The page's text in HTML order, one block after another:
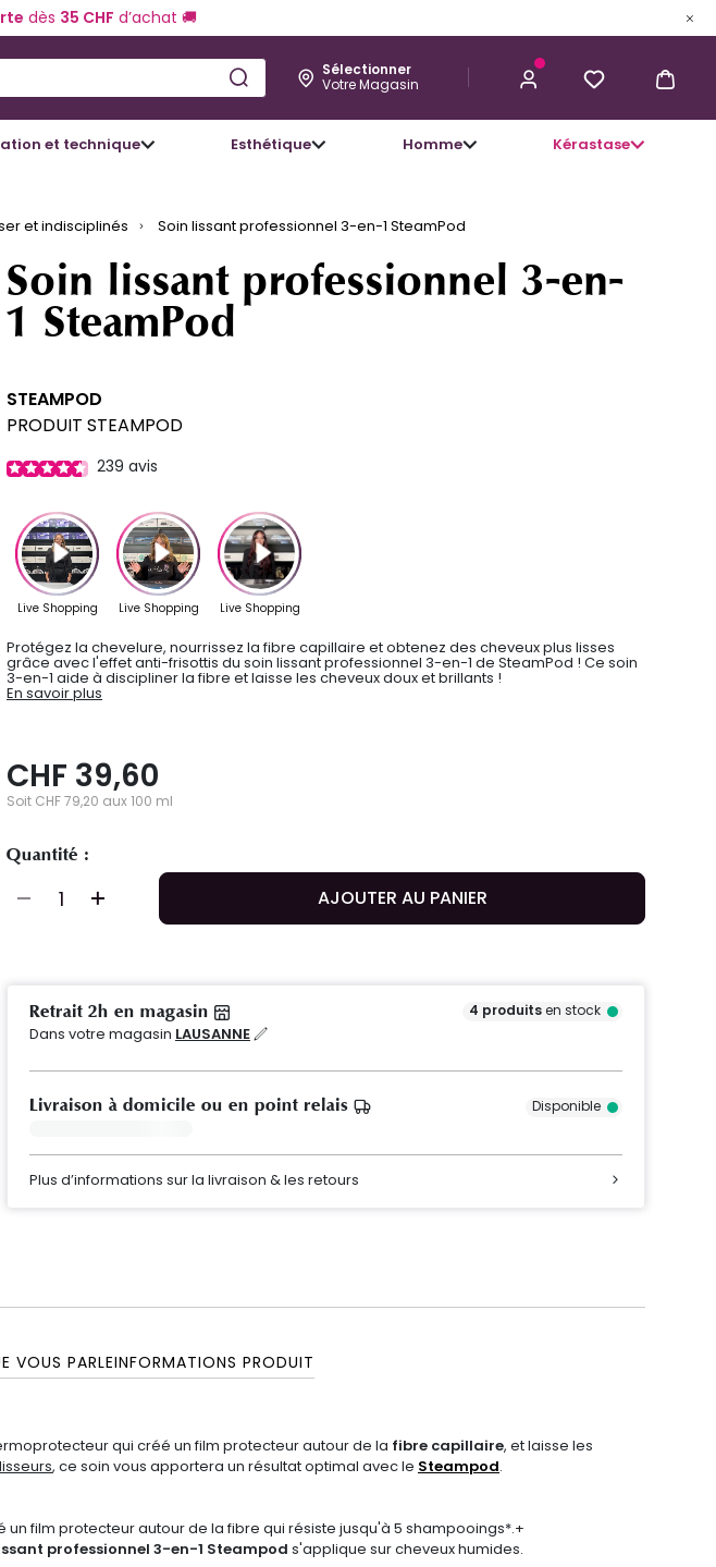
dès 35 CHF d’achat 🚚
Sélectionner
Votre Magasin
et technique Esthétique Homme Kérastase
CHF 39,60J’ACHÈTE
et indisciplinés Soin lissant professionnel 3-en-1 SteamPod
Soin lissant professionnel 3-en-
1 SteamPod
STEAMPOD
PRODUIT STEAMPOD
239 avis
Protégez la chevelure, nourrissez la fibre capillaire et obtenez des cheveux plus lisses
grâce avec l'effet anti-frisottis du soin lissant professionnel 3-en-1 de SteamPod ! Ce soin
3-en-1 aide à discipliner la fibre et laisse les cheveux doux et brillants !
En savoir plus
CHF 39,60
Soit CHF 79,20 aux 100 ml
Quantité :
AJOUTER AU PANIER
Retrait 2h en magasin 4 produitsen stock
Dans votre magasin LAUSANNE
Livraison à domicile ou en point relais Disponible
Plus d’informations sur la livraison & les retours
VOUS PARLEINFORMATIONS PRODUIT
qui créé un film protecteur autour de la fibre capillaire, et laisse les
, ce soin vous apportera un résultat optimal avec le Steampod.
film protecteur autour de la fibre qui résiste jusqu'à 5 shampooings*.+
professionnel 3-en-1 Steampod s'applique sur cheveux humides.